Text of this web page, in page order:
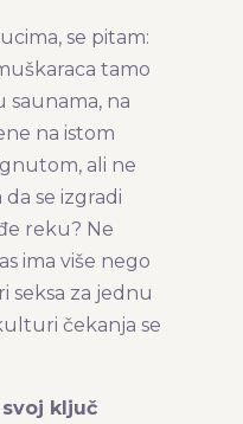
se pitam:
tamo
saunama, na
na istom
ali ne
se izgradi
reku? Ne
ima više nego
seksa za jednu
čekanja se
ključ